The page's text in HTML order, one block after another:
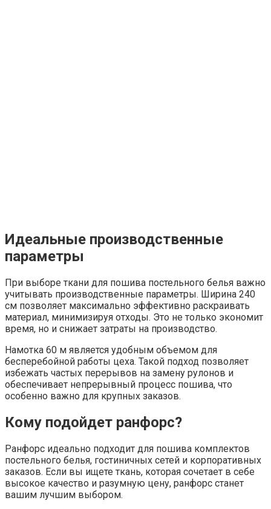
Идеальные производственные
параметры
При выборе ткани для пошива постельного белья важно
учитывать производственные параметры. Ширина 240
см позволяет максимально эффективно раскраивать
материал, минимизируя отходы. Это не только экономит
время, но и снижает затраты на производство.
Намотка 60 м является удобным объемом для
бесперебойной работы цеха. Такой подход позволяет
избежать частых перерывов на замену рулонов и
обеспечивает непрерывный процесс пошива, что
особенно важно для крупных заказов.
Кому подойдет ранфорс?
Ранфорс идеально подходит для пошива комплектов
постельного белья, гостиничных сетей и корпоративных
заказов. Если вы ищете ткань, которая сочетает в себе
высокое качество и разумную цену, ранфорс станет
вашим лучшим выбором.